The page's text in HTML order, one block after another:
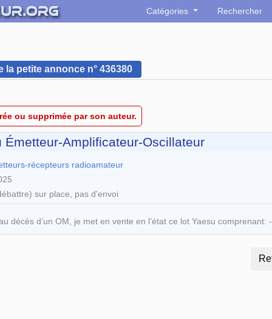
Catégories Rechercher
la petite annonce n° 436380
ou supprimée par son auteur.
Émetteur-Amplificateur-Oscillateur
récepteurs radioamateur
sur place, pas d'envoi
décès d’un OM, je met en vente en l’état ce lot Yaesu